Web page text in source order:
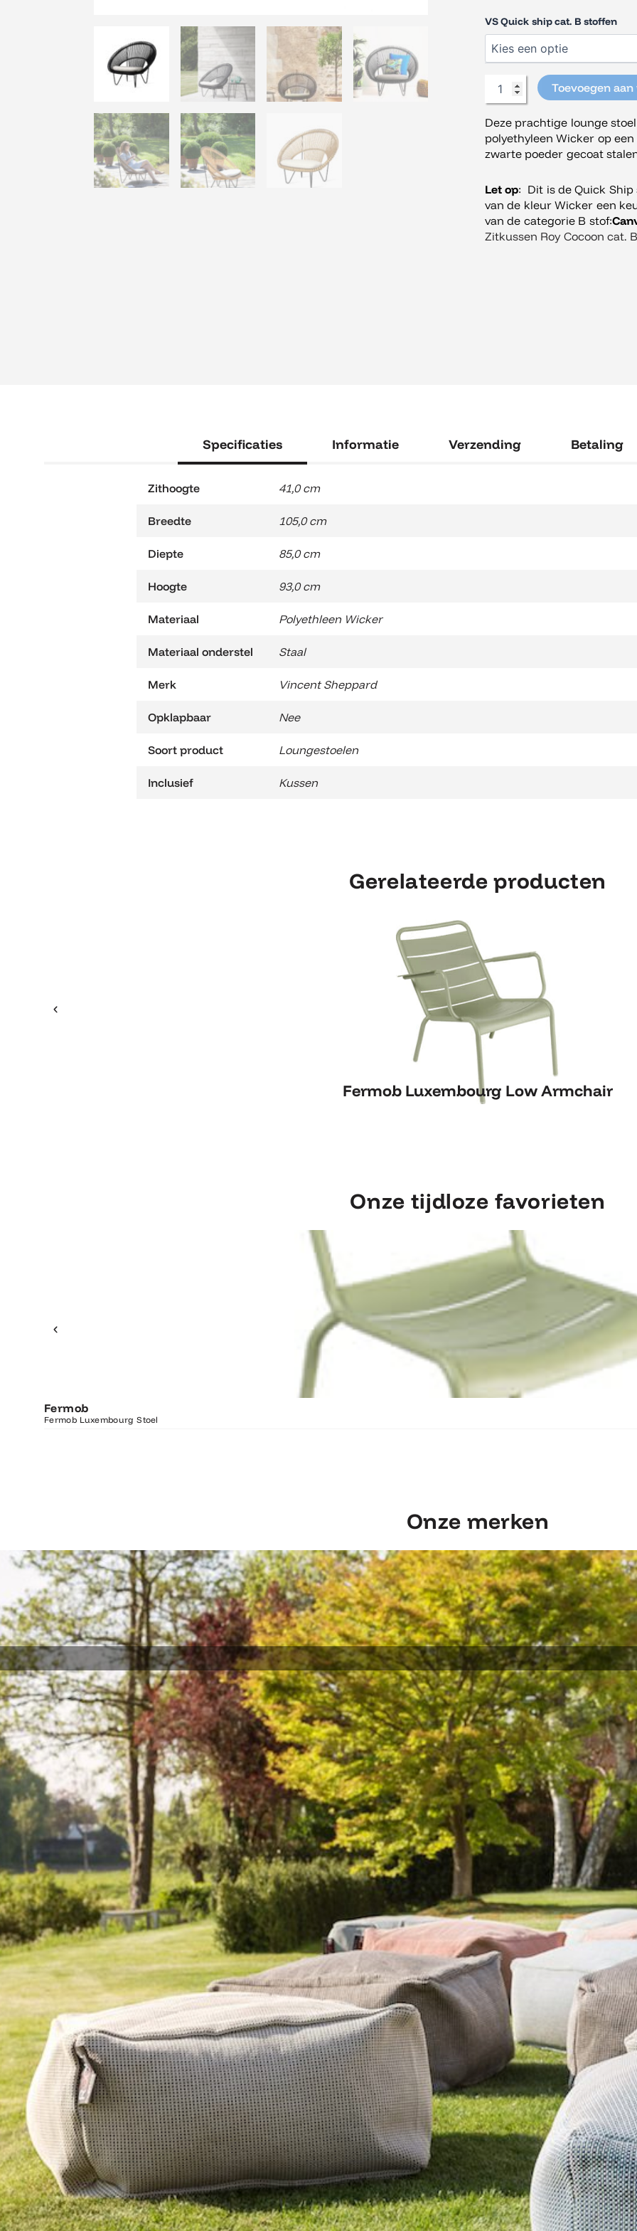
VS Quick ship cat. B stoffen
Ship
set
aantal
Toevoegen
Deze prachtige lounge
polyethyleen Wicker op
zwarte poeder gecoat
Let op: Dit is de Quick
van de kleur Wicker een
van de categorie B stof:
Zitkussen Roy Cocoon cat. B
Specificaties Informatie Verzending Betaling
Zithoogte 41,0 cm
Breedte 105,0 cm
Diepte 85,0 cm
Hoogte 93,0 cm
Materiaal Polyethleen Wicker
Materiaal onderstel Staal
Merk Vincent Sheppard
Opklapbaar Nee
Soort product Loungestoelen
Inclusief Kussen
Gerelateerde producten
Fermob Luxembourg Low Armchair
Fermob Luxembourg Low Armchair
Onze tijdloze favorieten
Fermob
Fermob Luxembourg Stoel
Onze merken